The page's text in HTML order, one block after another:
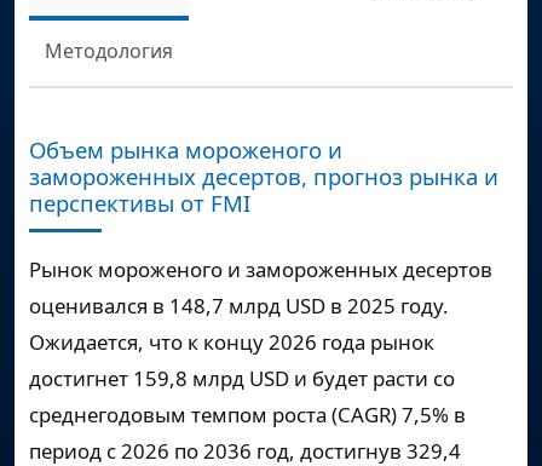
Методология
Объем рынка мороженого и
замороженных десертов, прогноз рынка и
перспективы от FMI
Рынок мороженого и замороженных десертов
оценивался в 148,7 млрд USD в 2025 году.
Ожидается, что к концу 2026 года рынок
достигнет 159,8 млрд USD и будет расти со
среднегодовым темпом роста (CAGR)7,5% в
период с 2026 по 2036 год, достигнув 329,4